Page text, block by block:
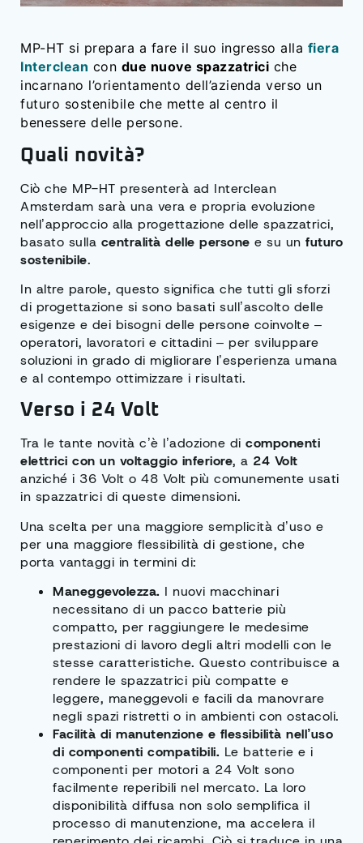
MP-HT si prepara a fare il suo ingresso alla fiera
Interclean con due nuove spazzatrici che
incarnano l’orientamento dell’azienda verso un
futuro sostenibile che mette al centro il
benessere delle persone.
Quali novità?
Ciò che MP-HT presenterà ad Interclean
Amsterdam sarà una vera e propria evoluzione
nell’approccio alla progettazione delle spazzatrici,
basato sulla centralità delle persone e su un futuro
sostenibile.
In altre parole, questo significa che tutti gli sforzi
di progettazione si sono basati sull’ascolto delle
esigenze e dei bisogni delle persone coinvolte –
operatori, lavoratori e cittadini – per sviluppare
soluzioni in grado di migliorare l’esperienza umana
e al contempo ottimizzare i risultati.
Verso i 24 Volt
Tra le tante novità c’è l’adozione di componenti
elettrici con un voltaggio inferiore, a 24 Volt
anziché i 36 Volt o 48 Volt più comunemente usati
in spazzatrici di queste dimensioni.
Una scelta per una maggiore semplicità d’uso e
per una maggiore flessibilità di gestione, che
porta vantaggi in termini di:
Maneggevolezza. I nuovi macchinari
necessitano di un pacco batterie più
compatto, per raggiungere le medesime
prestazioni di lavoro degli altri modelli con le
stesse caratteristiche. Questo contribuisce a
rendere le spazzatrici più compatte e
leggere, maneggevoli e facili da manovrare
negli spazi ristretti o in ambienti con ostacoli.
Facilità di manutenzione e flessibilità nell’uso
di componenti compatibili. Le batterie e i
componenti per motori a 24 Volt sono
facilmente reperibili nel mercato. La loro
disponibilità diffusa non solo semplifica il
processo di manutenzione, ma accelera il